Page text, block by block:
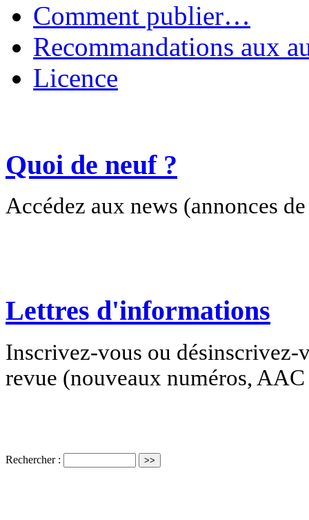
Comment publier…
Recommandations aux
Licence
Quoi de neuf ?
Accédez aux news (annonces
Lettres d'informations
Inscrivez-vous ou
revue (nouveaux numéros,
Rechercher :